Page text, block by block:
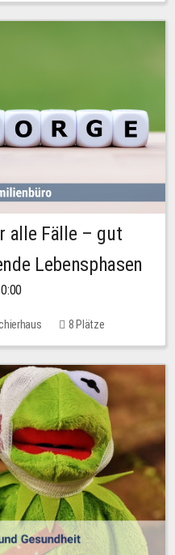
alle Fälle – gut
Lebensphasen
8 Plätze